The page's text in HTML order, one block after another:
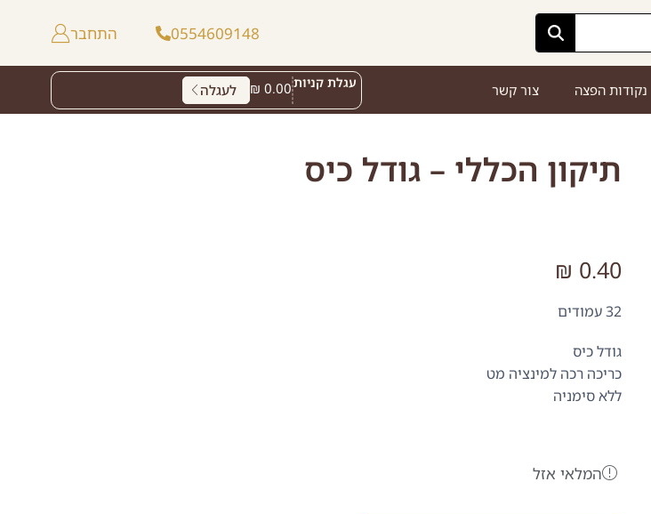
0554609148 התחבר
נקודות הפצה צור קשר עגלת קניות ₪ 0.00 לעגלה
תיקון הכללי – גודל כיס
₪ 0.40
32 עמודים
גודל כיס
כריכה רכה למינציה מט
ללא סימניה
המלאי אזל